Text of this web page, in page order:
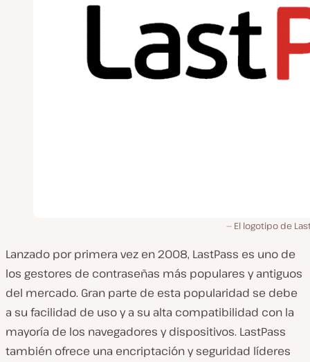
El logotipo de
Lanzado por primera vez en 2008, LastPass es uno de
los gestores de contraseñas más populares y antiguos
del mercado. Gran parte de esta popularidad se debe
a su facilidad de uso y a su alta compatibilidad con la
mayoría de los navegadores y dispositivos. LastPass
también ofrece una encriptación y seguridad líderes